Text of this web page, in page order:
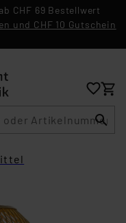
CHF 69 Bestellwert
und CHF 10 Gutschein